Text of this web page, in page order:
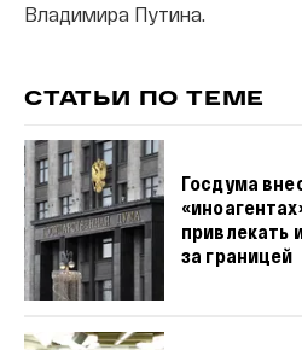
Владимира Путина.
СТАТЬИ ПО ТЕМЕ
Госдума
привлекать
за границей